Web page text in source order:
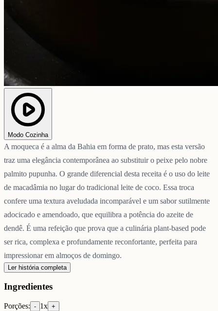
Modo Cozinha
A moqueca é a alma da Bahia em forma de prato, mas esta versão
traz uma elegância contemporânea ao substituir o peixe pelo nobre
palmito pupunha. O grande diferencial desta receita é o uso do leite
de macadâmia no lugar do tradicional leite de coco. Essa troca
confere uma textura aveludada incomparável e um sabor sutilmente
adocicado e amendoado, que equilibra a potência do azeite de
dendê. É uma refeição que prova que a culinária plant-based pode
ser rica, complexa e profundamente reconfortante, perfeita para
impressionar em almoços de domingo.
Ler história completa
Ingredientes
Porções: - 1x +